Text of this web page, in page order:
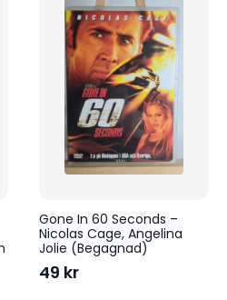
Gone In 60 Seconds –
Nicolas Cage, Angelina
Jolie (Begagnad)
49 kr